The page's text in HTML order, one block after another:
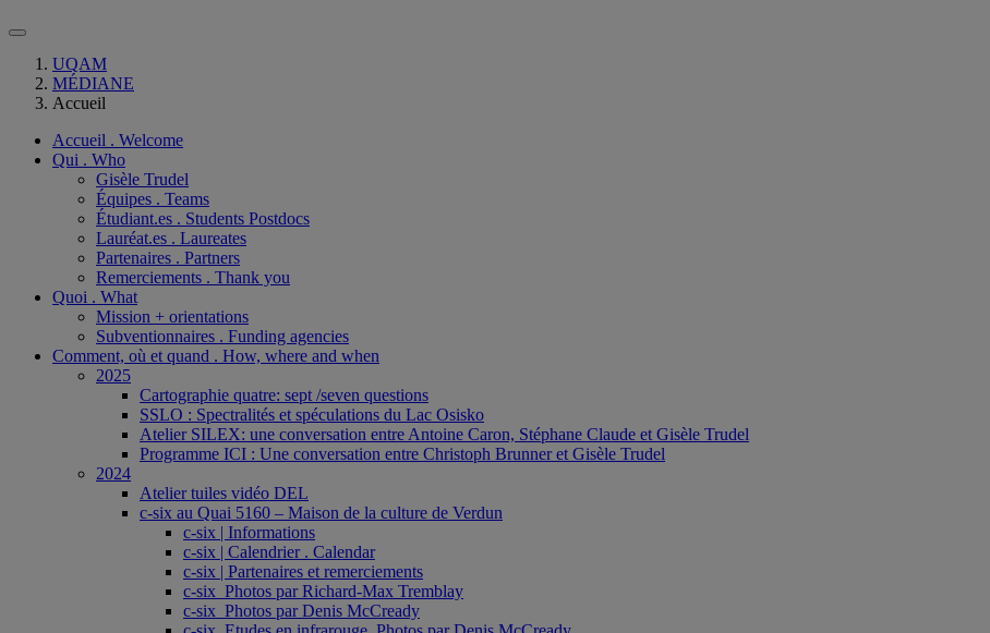
UQAM
MÉDIANE
Accueil
Accueil . Welcome
Qui . Who
Gisèle Trudel
Équipes . Teams
Étudiant.es . Students Postdocs
Lauréat.es . Laureates
Partenaires . Partners
Remerciements . Thank you
Quoi . What
Mission + orientations
Subventionnaires . Funding agencies
Comment, où et quand . How, where and when
2025
Cartographie quatre: sept /seven questions
SSLO : Spectralités et spéculations du Lac Osisko
Atelier SILEX: une conversation entre Antoine Caron, Stéphane Claude et Gisèle Trudel
Programme ICI : Une conversation entre Christoph Brunner et Gisèle Trudel
2024
Atelier tuiles vidéo DEL
c-six au Quai 5160 – Maison de la culture de Verdun
c-six | Informations
c-six | Calendrier . Calendar
c-six | Partenaires et remerciements
c-six_Photos par Richard-Max Tremblay
c-six_Photos par Denis McCready